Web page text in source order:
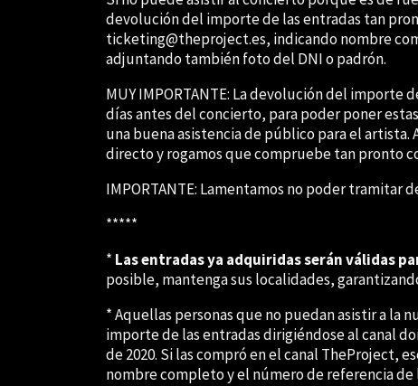
devolución del importe de las entradas tan
ticketing@theproject.es, indicandonombre
adjuntando tambiénfoto del DNI o padrón.
MUY IMPORTANTE: La devolución del importe
días antes del concierto, para poder poner
unabuena asistencia de públicopara el artista.
directo y rogamos quecompruebe tan pronto
IMPORTANTE: Lamentamos no poder tramitar
*****
* Las entradas ya adquiridas serán válidas
posible, mantenga sus localidades,
* Aquellas personas que no puedan asistir a la
importe de las entradas dirigiéndose al canal
de 2020. Si las compró en el canal TheProject,
nombre completo y el número de referencia de